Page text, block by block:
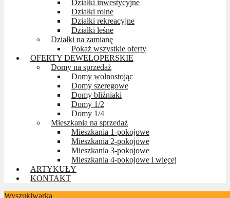
Działki inwestycyjne
Działki rolne
Działki rekreacyjne
Działki leśne
Działki na zamianę
Pokaż wszystkie oferty
OFERTY DEWELOPERSKIE
Domy na sprzedaż
Domy wolnostojąc
Domy szeregowe
Domy bliźniaki
Domy 1/2
Domy 1/4
Mieszkania na sprzedaż
Mieszkania 1-pokojowe
Mieszkania 2-pokojowe
Mieszkania 3-pokojowe
Mieszkania 4-pokojowe i więcej
ARTYKUŁY
KONTAKT
Wyszukiwarka